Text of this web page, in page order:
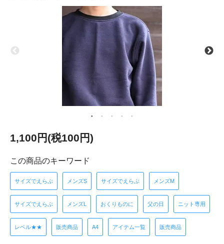
1,100円(税100円)
この商品のキーワード
サイズでえらぶ メンズS サイズでえらぶ メンズM
サイズでえらぶ メンズL おくりものに 父の日 ニット専用
レベル★★ 販売商品 A4 アイテム一覧 販売商品